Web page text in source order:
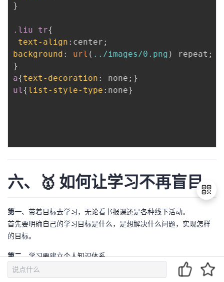
}
.liu tr{
text-align : center ;
background : url ( ../images/0.png ) repeat ;
}
a{text-decoration : none ; }
ul{list-style-type : none}
六、🥇 如何让学习不再盲目
第一、带着目标去学习，无论看书报课还是各种线下活动。
首先要明确自己的学习目标是什么，是想解决什么问题，实现怎样
的目标。
第二、学习要建立个人知识体系
知识是学不完的，书籍是浩如烟海的。我们尽情徜徉其中的时候，
千万不要被海水淹死，没有自我了。在学习过程中，我们会发现每